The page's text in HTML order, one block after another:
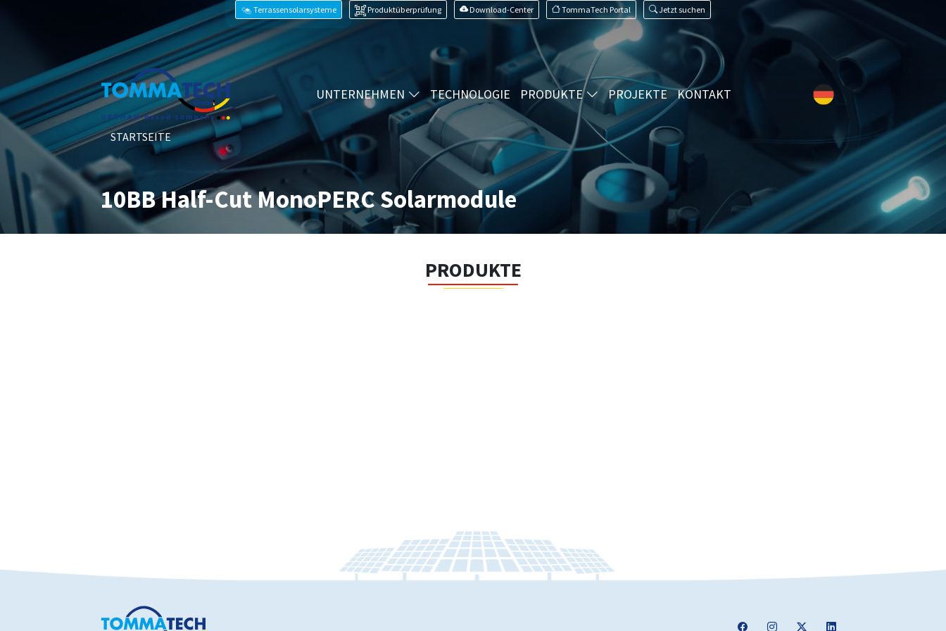
Terrassensolarsysteme Produktüberprüfung Download-Center TommaTech Portal Jetzt suchen
UNTERNEHMEN TECHNOLOGIE PRODUKTE PROJEKTE KONTAKT
STARTSEITE
10BB Half-Cut MonoPERC Solarmodule
PRODUKTE